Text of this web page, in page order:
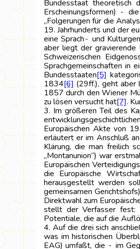
Bundesstaat theoretisch
Erscheinungsformen) ‑
„Folgerungen für die
19. Jahrhunderts und der
eine Sprach‑ und
aber liegt der gravierende
Schweizerischen
Sprachgemeinschaften in
Bundesstaaten[5]
1834[6] (29ff.), geht aber
1857 durch den Wiener
zu lösen versucht hat[7].
3. Im größeren Teil des
Europäischen Akte von
erläutert er im Anschluß an
Klärung, die man freilich
„Montanunion“) war
Europäischen
die Europäische
herausgestellt werden
gemeinsamen
Direktwahl zum
stellt der Verfasser fest:
Potentiale, die auf die
4. Auf die drei sich
was im historischen
EAG) umfaßt, die ‑ im